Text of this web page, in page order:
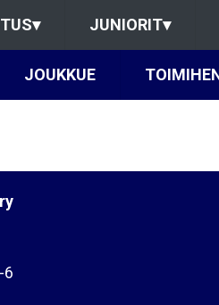
▾ JUNIORIT▾
JOUKKUE
6